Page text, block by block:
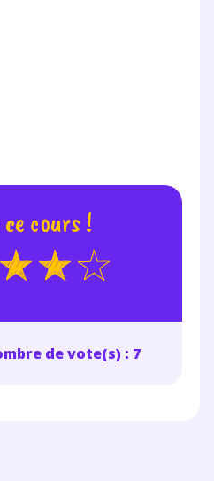
cours !
de vote(s) : 7